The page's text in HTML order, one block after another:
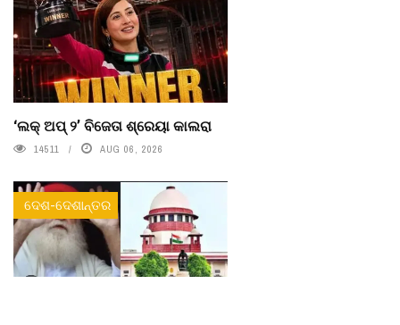
‘ଲକ୍ ଅପ୍ ୨’ ବିଜେତା ଶ୍ରେୟା କାଲରା
14511 AUG 06, 2026
ଦେଶ-ଦେଶାନ୍ତର